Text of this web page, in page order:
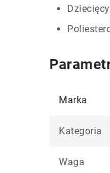
Marka
Kategoria
Waga